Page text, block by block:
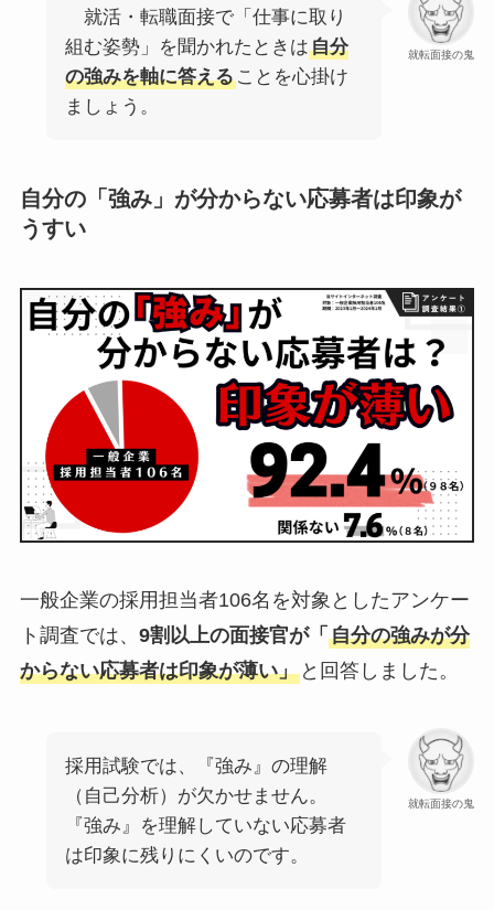
就転面接の鬼
就活・転職面接で「仕事に取り
組む姿勢」を聞かれたときは自分
の強みを軸に答えることを心掛け
ましょう。
自分の「強み」が分からない応募者は印象が
うすい
一般企業の採用担当者106名を対象としたアンケー
ト調査では、 9割以上の面接官が「 自分の強みが分
からない応募者は印象が薄い」と回答しました。
就転面接の鬼
採用試験では、『強み』の理解
（自己分析）が欠かせません。
『強み』を理解していない応募者
は印象に残りにくいのです。